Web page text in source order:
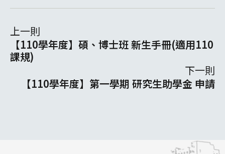
上一則
【110學年度】碩、博士班 新生手冊(適用110
課規)
下一則
【110學年度】第一學期 研究生助學金 申請